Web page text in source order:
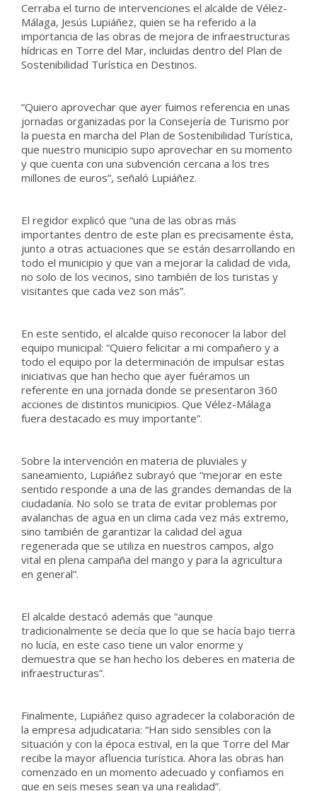
Cerraba el turno de intervenciones el alcalde de Vélez-
Málaga, Jesús Lupiáñez, quien se ha referido a la
importancia de las obras de mejora de infraestructuras
hídricas en Torre del Mar, incluidas dentro del Plan de
Sostenibilidad Turística en Destinos.
“Quiero aprovechar que ayer fuimos referencia en unas
jornadas organizadas por la Consejería de Turismo por
la puesta en marcha del Plan de Sostenibilidad Turística,
que nuestro municipio supo aprovechar en su momento
y que cuenta con una subvención cercana a los tres
millones de euros”, señaló Lupiáñez.
El regidor explicó que “una de las obras más
importantes dentro de este plan es precisamente ésta,
junto a otras actuaciones que se están desarrollando en
todo el municipio y que van a mejorar la calidad de vida,
no solo de los vecinos, sino también de los turistas y
visitantes que cada vez son más”.
En este sentido, el alcalde quiso reconocer la labor del
equipo municipal: “Quiero felicitar a mi compañero y a
todo el equipo por la determinación de impulsar estas
iniciativas que han hecho que ayer fuéramos un
referente en una jornada donde se presentaron 360
acciones de distintos municipios. Que Vélez-Málaga
fuera destacado es muy importante”.
Sobre la intervención en materia de pluviales y
saneamiento, Lupiáñez subrayó que “mejorar en este
sentido responde a una de las grandes demandas de la
ciudadanía. No solo se trata de evitar problemas por
avalanchas de agua en un clima cada vez más extremo,
sino también de garantizar la calidad del agua
regenerada que se utiliza en nuestros campos, algo
vital en plena campaña del mango y para la agricultura
en general”.
El alcalde destacó además que “aunque
tradicionalmente se decía que lo que se hacía bajo tierra
no lucía, en este caso tiene un valor enorme y
demuestra que se han hecho los deberes en materia de
infraestructuras”.
Finalmente, Lupiáñez quiso agradecer la colaboración de
la empresa adjudicataria: “Han sido sensibles con la
situación y con la época estival, en la que Torre del Mar
recibe la mayor afluencia turística. Ahora las obras han
comenzado en un momento adecuado y confiamos en
que en seis meses sean ya una realidad”.